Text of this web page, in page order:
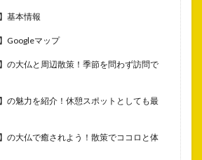
基本情報
Googleマップ
の大仏と周辺散策！季節を問わず訪問で
の魅力を紹介！休憩スポットとしても最
の大仏で癒されよう！散策でココロと体